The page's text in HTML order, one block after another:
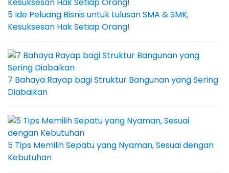
5 Ide Peluang Bisnis untuk Lulusan SMA & SMK,
Kesuksesan Hak Setiap Orang!
7 Bahaya Rayap bagi Struktur Bangunan yang Sering
Diabaikan
5 Tips Memilih Sepatu yang Nyaman, Sesuai dengan
Kebutuhan